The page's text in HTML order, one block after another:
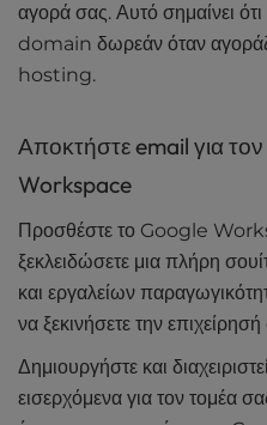
αγορά σας. Αυτό σημαίνει
domain δωρεάν όταν
hosting.
Αποκτήστε email για
Workspace
Προσθέστε το Google
ξεκλειδώσετε μια πλήρη
και εργαλείων
να ξεκινήσετε την
Δημιουργήστε και
εισερχόμενα για τον τομέα